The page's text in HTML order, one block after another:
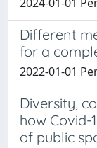
Different
for a
2022-01-01
Diversity,
how Covid-
of public